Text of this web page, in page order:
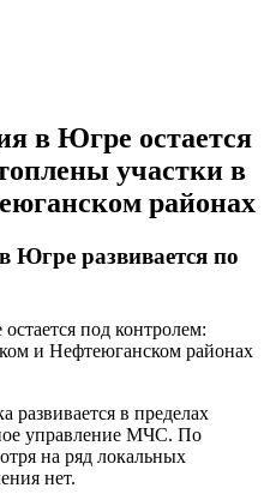
в Югре остается
участки в
районах
Югре развивается по
в пределах
управление МЧС. По
на ряд локальных
нет.